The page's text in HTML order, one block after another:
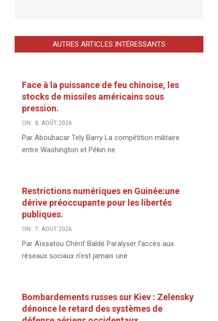
AUTRES ARTICLES INTÉRESSANTS
Face à la puissance de feu chinoise, les
stocks de missiles américains sous
pression.
ON: 8. AOÛT 2026
Par Aboubacar Tely Barry La compétition militaire
entre Washington et Pékin ne
Restrictions numériques en Guinée:une
dérive préoccupante pour les libertés
publiques.
ON: 7. AOÛT 2026
Par Aïssatou Chérif Baldé Paralyser l’accès aux
réseaux sociaux n’est jamais une
Bombardements russes sur Kiev : Zelensky
dénonce le retard des systèmes de